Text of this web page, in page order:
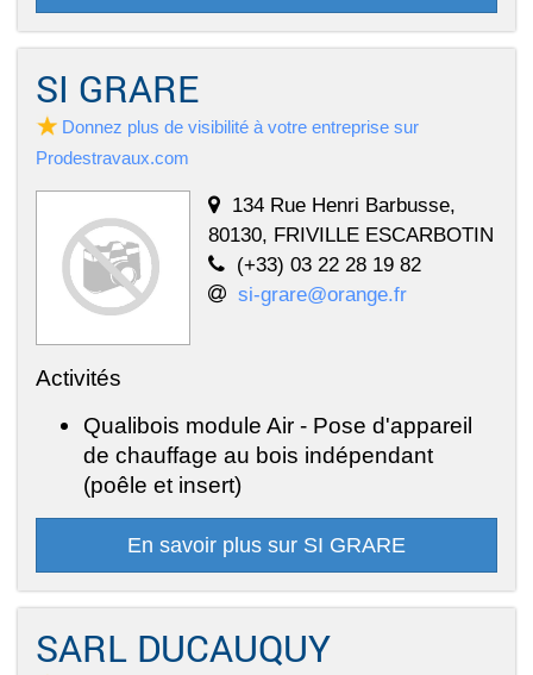
SI GRARE
Donnez plus de visibilité à votre entreprise sur
Prodestravaux.com
134 Rue Henri Barbusse,
80130, FRIVILLE ESCARBOTIN
(+33) 03 22 28 19 82
si-grare@orange.fr
Activités
Qualibois module Air - Pose d'appareil
de chauffage au bois indépendant
(poêle et insert)
En savoir plus sur SI GRARE
SARL DUCAUQUY